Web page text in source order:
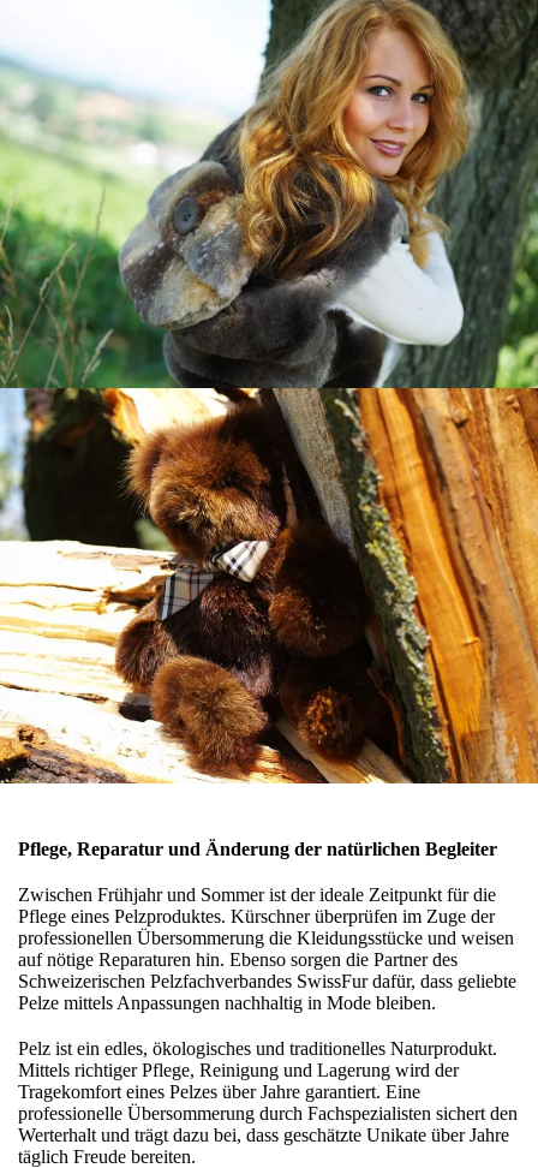
Pflege, Reparatur und Änderung der natürlichen Begleiter
Zwischen Frühjahr und Sommer ist der ideale Zeitpunkt für die
Pflege eines Pelzproduktes. Kürschner überprüfen im Zuge der
professionellen Übersommerung die Kleidungsstücke und weisen
auf nötige Reparaturen hin. Ebenso sorgen die Partner des
Schweizerischen Pelzfachverbandes SwissFur dafür, dass geliebte
Pelze mittels Anpassungen nachhaltig in Mode bleiben.
Pelz ist ein edles, ökologisches und traditionelles Naturprodukt.
Mittels richtiger Pflege, Reinigung und Lagerung wird der
Tragekomfort eines Pelzes über Jahre garantiert. Eine
professionelle Übersommerung durch Fachspezialisten sichert den
Werterhalt und trägt dazu bei, dass geschätzte Unikate über Jahre
täglich Freude bereiten.